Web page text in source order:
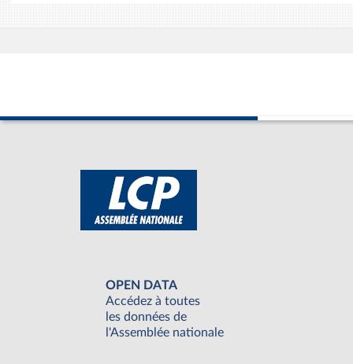
OPEN DATA
Accédez à toutes
les données de
l'Assemblée nationale